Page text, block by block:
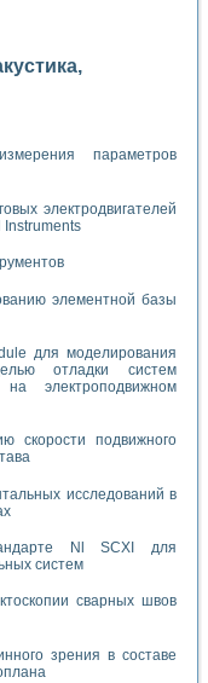
параметров
электродвигателей
Instruments
элементной базы
для моделирования
отладки систем
на электроподвижном
скорости подвижного
исследований в
Nl SCXI для
систем
сварных швов
зрения в составе